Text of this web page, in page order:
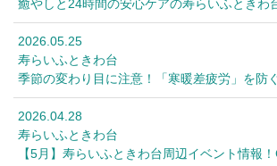
癒やしと24時間の安心ケアの寿らいふときわ
2026.05.25
寿らいふときわ台
季節の変わり目に注意！「寒暖差疲労」を防
2026.04.28
寿らいふときわ台
【5月】寿らいふときわ台周辺イベント情報！